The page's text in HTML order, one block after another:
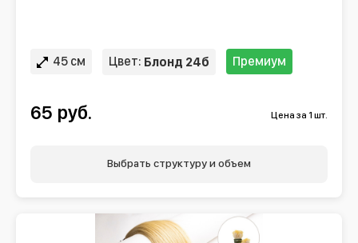
45 см Цвет: Блонд 24б Премиум
65 руб. Цена за 1 шт.
Выбрать структуру и объем